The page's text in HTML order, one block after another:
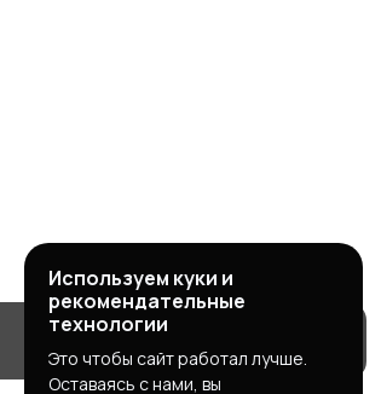
Используем куки и
рекомендательные
технологии
Это чтобы сайт работал лучше.
Оставаясь с нами, вы